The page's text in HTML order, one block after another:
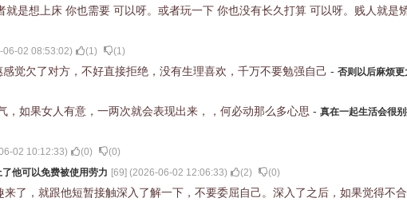
就是想上床 你也需要 可以呀。或者玩一下 你也没有长久打算 可以呀。贱人就是
06-02 08:53:02) (1) (1)
觉欠了对方，不好直接拒绝，没有生理喜欢，千万不要勉强自己 - 否则以后麻烦更
，如果女人有意，一两次就会表现出来，，何必动那么多心思 - 真在一起生活会很
02 10:12:33) (0) (0)
了他可以免费被使用劳力 [69] (2026-06-02 12:06:33) (2) (0)
了，就跟他短暂接触深入了解一下，不要委屈自己。深入了之后，如果觉得不